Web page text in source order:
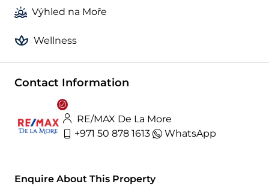
Výhled na Moře
Wellness
Contact Information
RE/MAX De La More
+971 50 878 1613
WhatsApp
Enquire About This Property